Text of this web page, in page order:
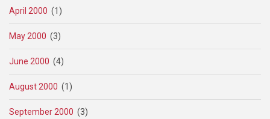
April 2000 (1)
May 2000 (3)
June 2000 (4)
August 2000 (1)
September 2000 (3)